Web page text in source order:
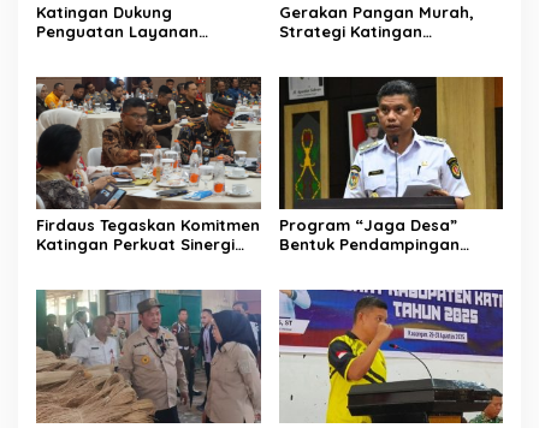
Katingan Dukung
Penguatan Layanan
Gerakan Pangan Murah,
Strategi Katingan
Firdaus Tegaskan Komitmen
Katingan Perkuat Sinergi
Program “Jaga Desa”
Bentuk Pendampingan